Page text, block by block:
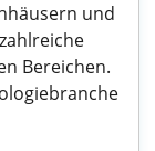
und
Bereichen.